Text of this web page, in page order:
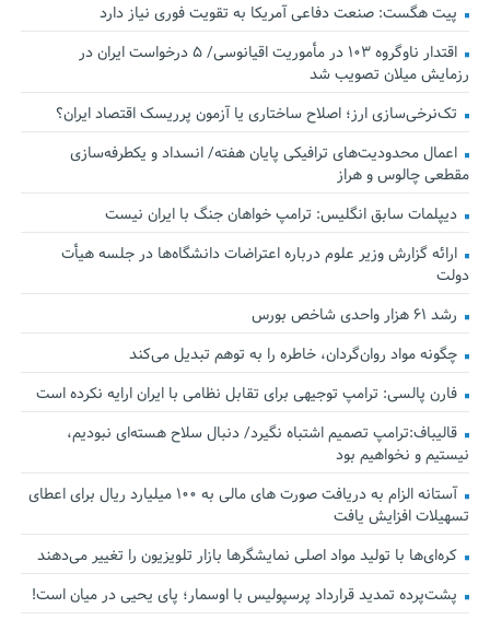
پیت هگست: صنعت دفاعی آمریکا به تقویت فوری نیاز دارد
اقتدار ناوگروه ۱۰۳ در مأموریت‌ اقیانوسی/ ۵ درخواست ایران در
رزمایش میلان تصویب شد
تک‌نرخی‌سازی ارز؛ اصلاح ساختاری یا آزمون پرریسک اقتصاد ایران؟
اعمال محدودیت‌های ترافیکی پایان هفته/ انسداد و یکطرفه‌سازی
مقطعی چالوس و هراز
دیپلمات سابق انگلیس:‌ ترامپ خواهان جنگ با ایران نیست
ارائه گزارش وزیر علوم درباره اعتراضات دانشگاه‌ها در جلسه هیأت
دولت
رشد ۶۱ هزار واحدی شاخص بورس
چگونه مواد روان‌گردان، خاطره را به توهم تبدیل می‌کند
فارن پالسی: ترامپ توجیهی برای تقابل نظامی با ایران ارایه نکرده است
قالیباف:ترامپ تصمیم اشتباه نگیرد/ دنبال سلاح هسته‌ای نبودیم،
نیستیم و نخواهیم بود
آستانه الزام به دریافت صورت های مالی به ۱۰۰ میلیارد ریال برای اعطای
تسهیلات افزایش یافت
کره‌ای‌ها با تولید مواد اصلی نمایشگرها بازار تلویزیون را تغییر می‌دهند
پشت‌پرده تمدید قرارداد پرسپولیس با اوسمار؛ پای یحیی در میان است!